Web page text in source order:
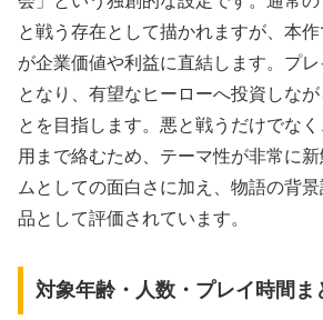
と戦う存在として描かれますが、本
が企業価値や利益に直結します。プ
となり、有望なヒーローへ投資しな
とを目指します。悪と戦うだけでな
用まで絡むため、テーマ性が非常に
ムとしての面白さに加え、物語の背
品として評価されています。
対象年齢・人数・プレイ時間ま